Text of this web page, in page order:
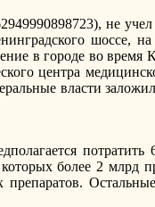
не учел
шоссе, на
в городе во время
центра
власти
потратить
более 2 млрд